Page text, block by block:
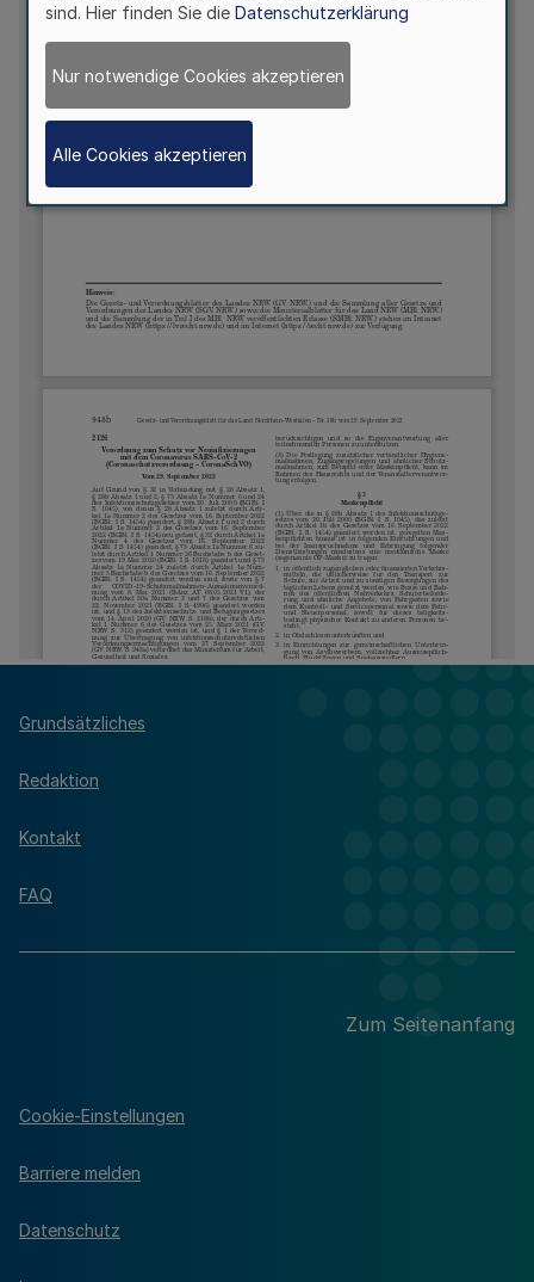
Grundsätzliches
Redaktion
Kontakt
FAQ
Zum Seitenanfang
Cookie-Einstellungen
Barriere melden
Datenschutz
sind. Hier finden Sie die Datenschutzerklärung
Nur notwendige Cookies akzeptieren
Alle Cookies akzeptieren